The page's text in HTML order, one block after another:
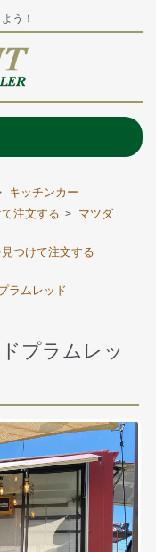
う！
キッチンカー
注文する > マツダ
つけて注文する
ラムレッド
プラムレッ